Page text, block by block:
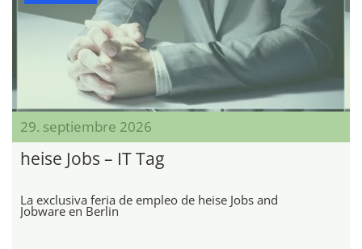
29. septiembre 2026
heise Jobs – IT Tag
La exclusiva feria de empleo de heise Jobs and
Jobware en Berlin